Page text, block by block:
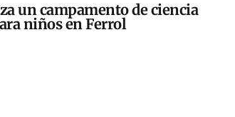
un campamento de ciencia
niños en Ferrol